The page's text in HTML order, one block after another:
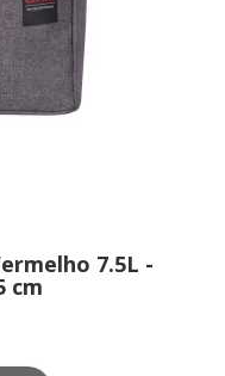
7.5L -
cm